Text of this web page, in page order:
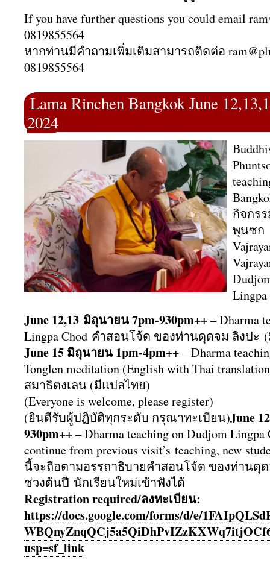
If you have further questions you could email
0819855564
หากท่านมีคำถามเพิ่มเติมสามารถติดต่อ
0819855564
Lama Rinchen Bangkok June
2024
กิจกร
พุนซก
Lingpa
June 12,13 มิถุนายน​ 7pm-930pm++– Dharma
Lingpa Chod คำสอนโจ้ด ของท่านดุดจม ลิงปะ
June 15 มิถุนายน 1pm-4pm++– Dharma
Tonglen meditation (English with Thai
สมาธิตงเลน (มีแปลไทย)
(Everyone is welcome, please register)
(ยินดีรับผู้ปฏิบัติทุกระดับ กรุณาทะเบียน)June
930pm++– Dharma teaching on Dudjom
continue from previous visit’s teaching, new
นี้จะถือตามอรรถาธิบายคำสอนโจ้ด ของท่านดุ
ช่วงต้นปี นักเรียนใหม่เข้าฟังได้
Registration required/ลงทะเบียน:
https://docs.google.com/forms/d/e/
WBQnyZnqQCj5a5QiDhPvIZzKXWq7it
usp=sf_link